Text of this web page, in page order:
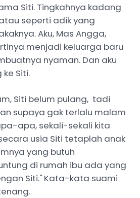
Siti. Tingkahnya kadang
seperti adik yang
Aku, Mas Angga,
menjadi keluarga baru
nyaman. Dan aku
Siti.
Siti belum pulang, tadi
supaya gak terlalu malam
apa, sekali-sekali kita
usia Siti tetaplah anak
yang butuh
di rumah ibu ada yang
Siti." Kata-kata suami